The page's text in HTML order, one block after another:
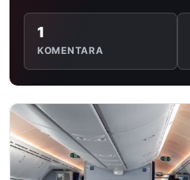
1
KOMENTARA